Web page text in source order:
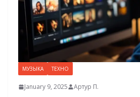
МУЗЫКА ТЕХНО
January 9, 2025 Артур П.